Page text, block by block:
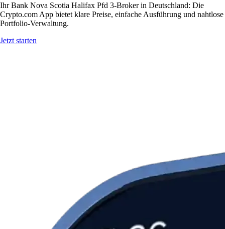
Ihr Bank Nova Scotia Halifax Pfd 3-Broker in Deutschland: Die
Crypto.com App bietet klare Preise, einfache Ausführung und nahtlose
Portfolio-Verwaltung.
Jetzt starten